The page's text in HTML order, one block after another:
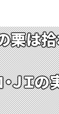
栗は
ＪＩ